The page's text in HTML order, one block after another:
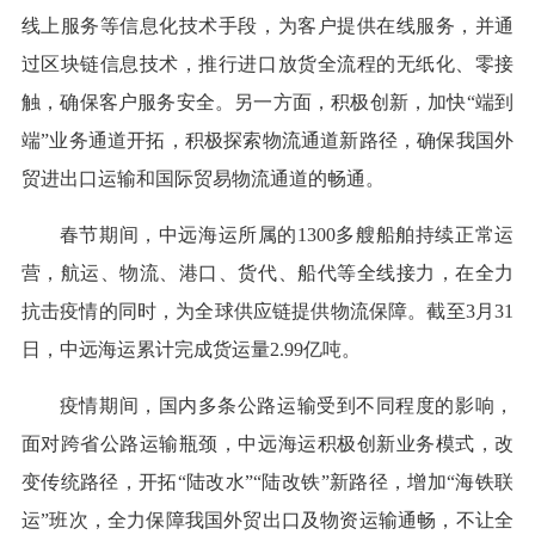
线上服务等信息化技术手段，为客户提供在线服务，并通
过区块链信息技术，推行进口放货全流程的无纸化、零接
触，确保客户服务安全。另一方面，积极创新，加快“端到
端”业务通道开拓，积极探索物流通道新路径，确保我国外
贸进出口运输和国际贸易物流通道的畅通。
春节期间，中远海运所属的1300多艘船舶持续正常运
营，航运、物流、港口、货代、船代等全线接力，在全力
抗击疫情的同时，为全球供应链提供物流保障。截至3月31
日，中远海运累计完成货运量2.99亿吨。
疫情期间，国内多条公路运输受到不同程度的影响，
面对跨省公路运输瓶颈，中远海运积极创新业务模式，改
变传统路径，开拓“陆改水”“陆改铁”新路径，增加“海铁联
运”班次，全力保障我国外贸出口及物资运输通畅，不让全